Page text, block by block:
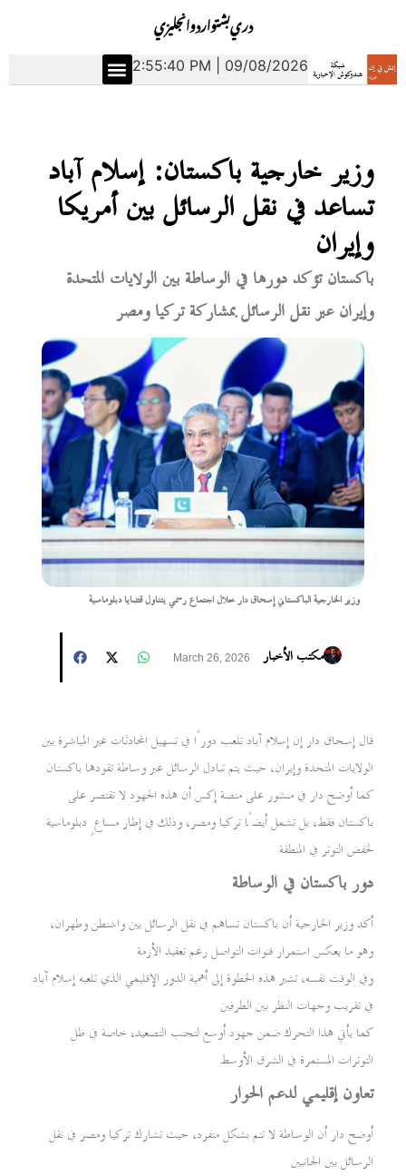
انجليزياردوبشتودري
2:55:41 PM | 09/08/2026
وزير خارجية باكستان: إسلام آباد
تساعد في نقل الرسائل بين أمريكا
وإيران
باكستان تؤكد دورها في الوساطة بين الولايات المتحدة
وإيران عبر نقل الرسائل بمشاركة تركيا ومصر
وزير الخارجية الباكستاني إسحاق دار خلال اجتماع رسمي يتناول قضايا دبلوماسية
مكتب الأخبار March 26, 2026
قال إسحاق دار إن إسلام آباد تلعب دورًا في تسهيل المحادثات غير المباشرة بين
الولايات المتحدة وإيران، حيث يتم تبادل الرسائل عبر وساطة تقودها باكستان
كما أوضح دار في منشور على منصة إكس أن هذه الجهود لا تقتصر على
باكستان فقط، بل تشمل أيضًا تركيا ومصر، وذلك في إطار مساعٍ دبلوماسية
لخفض التوتر في المنطقة
دور باكستان في الوساطة
أكد وزير الخارجية أن باكستان تساهم في نقل الرسائل بين واشنطن وطهران،
وهو ما يعكس استمرار قنوات التواصل رغم تعقيد الأزمة
وفي الوقت نفسه، تشير هذه الخطوة إلى أهمية الدور الإقليمي الذي تلعبه إسلام آباد
في تقريب وجهات النظر بين الطرفين
كما يأتي هذا التحرك ضمن جهود أوسع لتجنب التصعيد، خاصة في ظل
التوترات المستمرة في الشرق الأوسط
تعاون إقليمي لدعم الحوار
أوضح دار أن الوساطة لا تتم بشكل منفرد، حيث تشارك تركيا ومصر في نقل
الرسائل بين الجانبين